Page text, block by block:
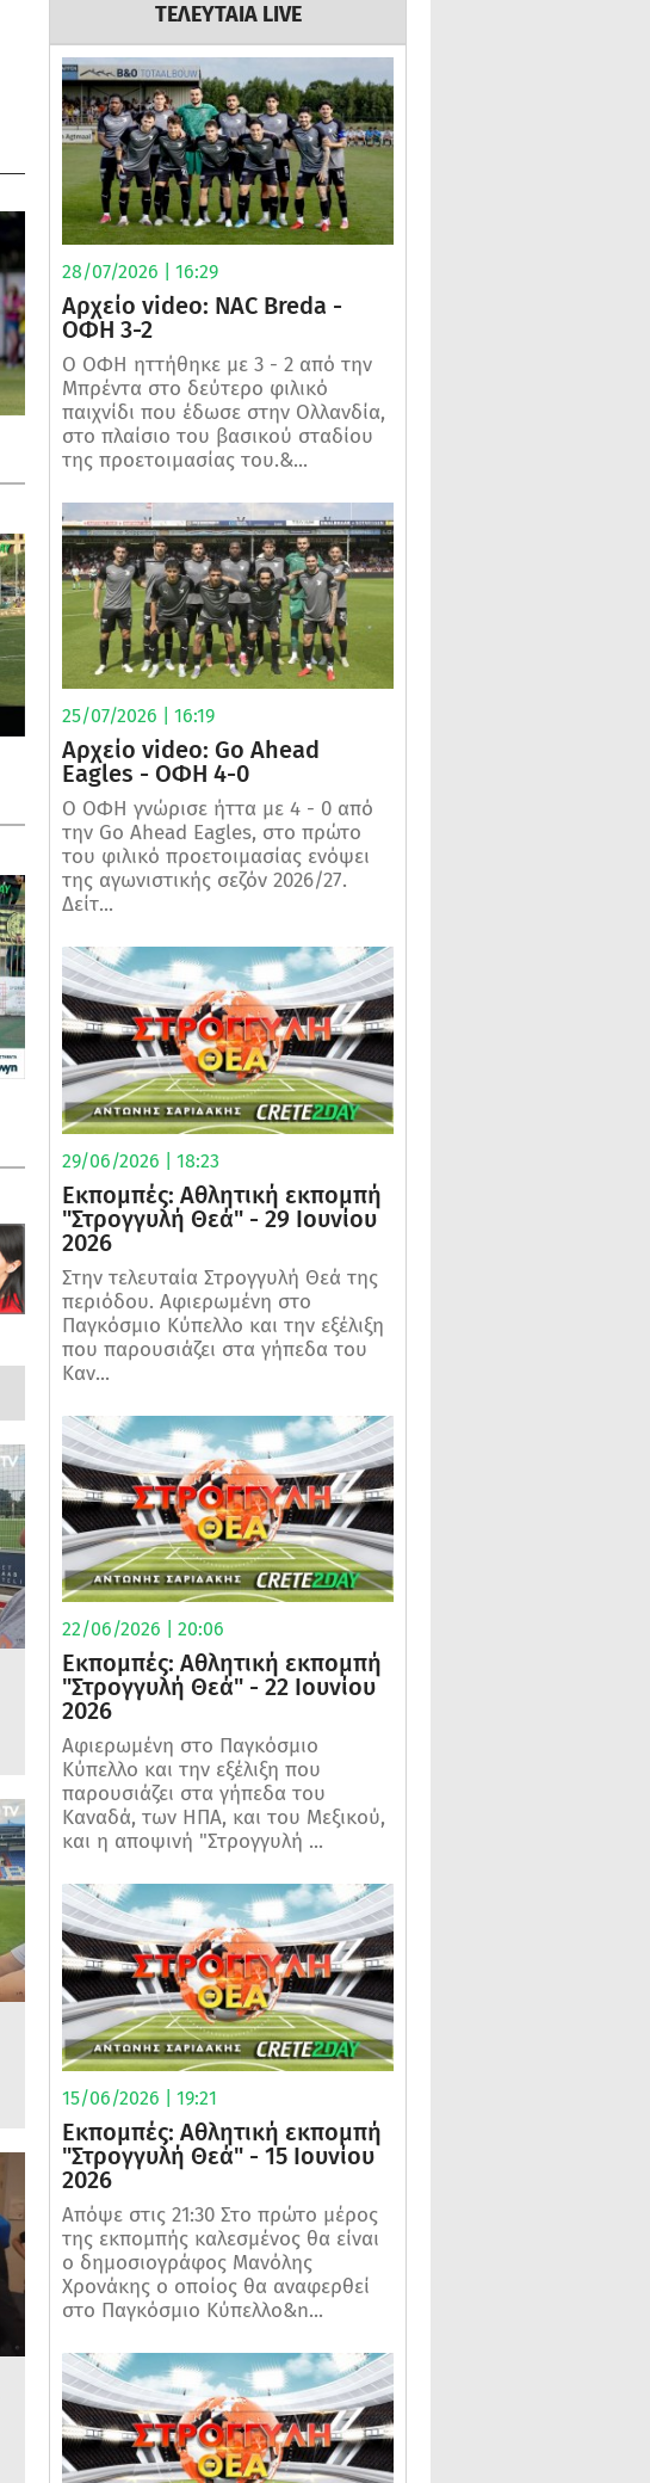
ΤΕΛΕΥΤΑΙΑ LIVE
28/07/2026 | 16:29
Αρχείο video: NAC Breda -
ΟΦΗ 3-2
Ο ΟΦΗ ηττήθηκε με 3 - 2 από την
Μπρέντα στο δεύτερο φιλικό
παιχνίδι που έδωσε στην Ολλανδία,
στο πλαίσιο του βασικού σταδίου
της προετοιμασίας του.&...
25/07/2026 | 16:19
Αρχείο video: Go Ahead
Eagles - ΟΦΗ 4-0
Ο ΟΦΗ γνώρισε ήττα με 4 - 0 από
την Go Ahead Eagles, στο πρώτο
του φιλικό προετοιμασίας ενόψει
της αγωνιστικής σεζόν 2026/27.
Δείτ...
29/06/2026 | 18:23
Εκπομπές: Αθλητική εκπομπή
"Στρογγυλή Θεά" - 29 Ιουνίου
2026
Στην τελευταία Στρογγυλή Θεά της
περιόδου. Αφιερωμένη στο
Παγκόσμιο Κύπελλο και την εξέλιξη
που παρουσιάζει στα γήπεδα του
Καν...
22/06/2026 | 20:06
Εκπομπές: Αθλητική εκπομπή
"Στρογγυλή Θεά" - 22 Ιουνίου
2026
Αφιερωμένη στο Παγκόσμιο
Κύπελλο και την εξέλιξη που
παρουσιάζει στα γήπεδα του
Καναδά, των ΗΠΑ, και του Μεξικού,
και η αποψινή "Στρογγυλή ...
15/06/2026 | 19:21
Εκπομπές: Αθλητική εκπομπή
"Στρογγυλή Θεά" - 15 Ιουνίου
2026
Απόψε στις 21:30 Στο πρώτο μέρος
της εκπομπής καλεσμένος θα είναι
ο δημοσιογράφος Μανόλης
Χρονάκης ο οποίος θα αναφερθεί
στο Παγκόσμιο Κύπελλο&n...